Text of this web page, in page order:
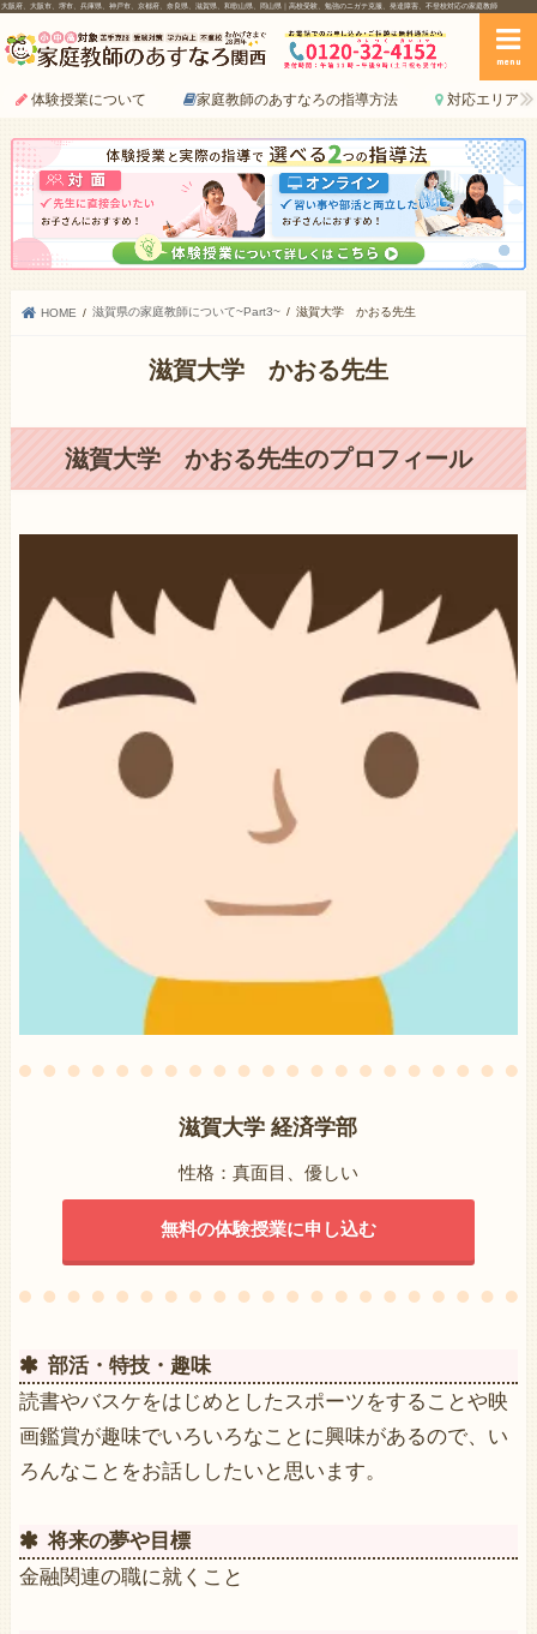
大阪府、大阪市、堺市、兵庫県、神戸市、京都府、奈良県、滋賀県、和歌山県、岡山県｜高校受験、勉強のニガテ克服、発達障害、不登校対応の家庭教師
menu
体験授業について 家庭教師のあすなろの指導方法 対応エリア
HOME 滋賀県の家庭教師について~Part3~ 滋賀大学 かおる先生
滋賀大学 かおる先生
滋賀大学 かおる先生のプロフィール
滋賀大学 経済学部
性格：真面目、優しい
無料の体験授業に申し込む
部活・特技・趣味
読書やバスケをはじめとしたスポーツをすることや映
画鑑賞が趣味でいろいろなことに興味があるので、い
ろんなことをお話ししたいと思います。
将来の夢や目標
金融関連の職に就くこと